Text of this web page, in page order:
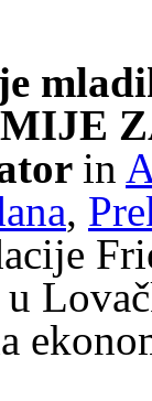
in
,